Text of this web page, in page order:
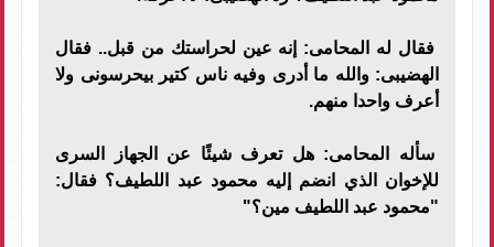
فقال له المحامى: إنه عين لحراستك من قبل.. فقال
الهضيبى: والله ما أدرى وفيه ناس كتير بيحرسونى ولا
أعرف واحدا منهم.
سأله المحامى: هل تعرف شيئًا عن الجهاز السرى
للإخوان الذي انضم إليه محمود عبد اللطيف؟ فقال:
"محمود عبد اللطيف مين؟"